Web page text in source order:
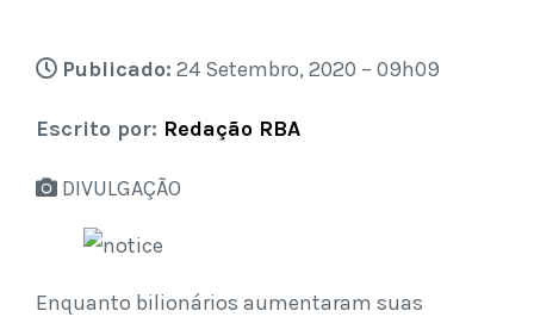
Publicado: 24 Setembro, 2020 – 09h09
Escrito por: Redação RBA
DIVULGAÇÃO
Enquanto bilionários aumentaram suas